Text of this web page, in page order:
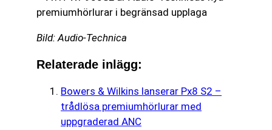
Bild: Audio-Technica
Relaterade inlägg:
Bowers & Wilkins lanserar Px8 S2 –
trådlösa premiumhörlurar med
uppgraderad ANC